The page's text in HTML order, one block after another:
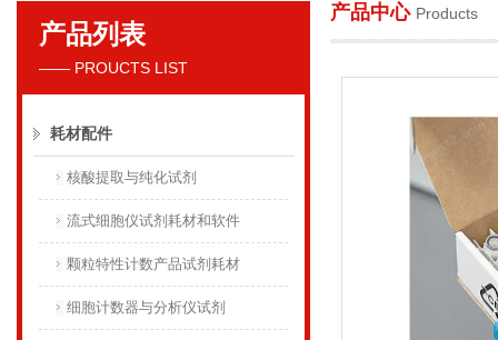
贝克曼库尔特国际贸易（上海）有限公司
产品列表
—— PROUCTS LIST
耗材配件
核酸提取与纯化试剂
流式细胞仪试剂耗材和软件
颗粒特性计数产品试剂耗材
细胞计数器与分析仪试剂
产品中心 Products